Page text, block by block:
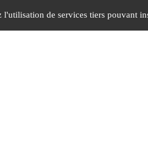
l'utilisation de services tiers pouvant